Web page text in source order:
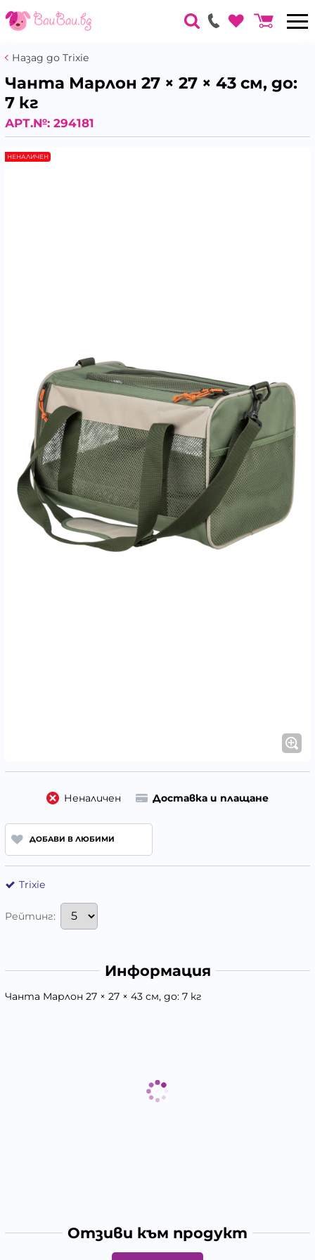
Назад до Trixie
Чанта Марлон 27 × 27 × 43 см, до:
7 кг
АРТ.№: 294181
НЕНАЛИЧЕН
Неналичен Доставка и плащане
ДОБАВИ В ЛЮБИМИ
Trixie
Рейтинг:
Информация
Чанта Марлон 27 × 27 × 43 см, до: 7 кг
Отзиви към продукт